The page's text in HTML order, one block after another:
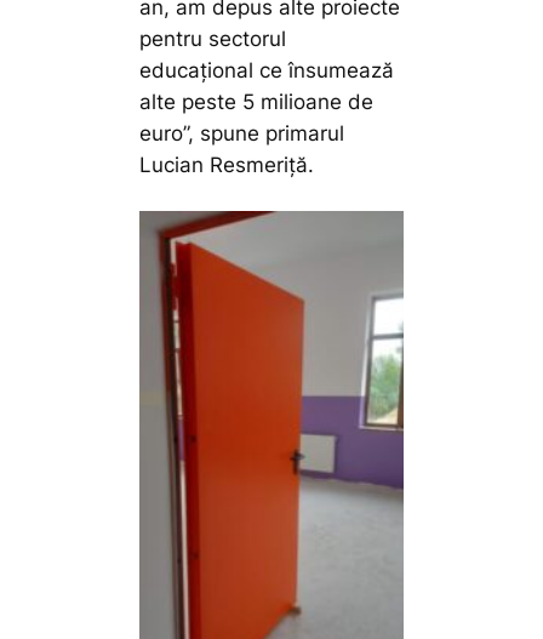
an, am depus alte proiecte
pentru sectorul
educațional ce însumează
alte peste 5 milioane de
euro”, spune primarul
Lucian Resmeriță.